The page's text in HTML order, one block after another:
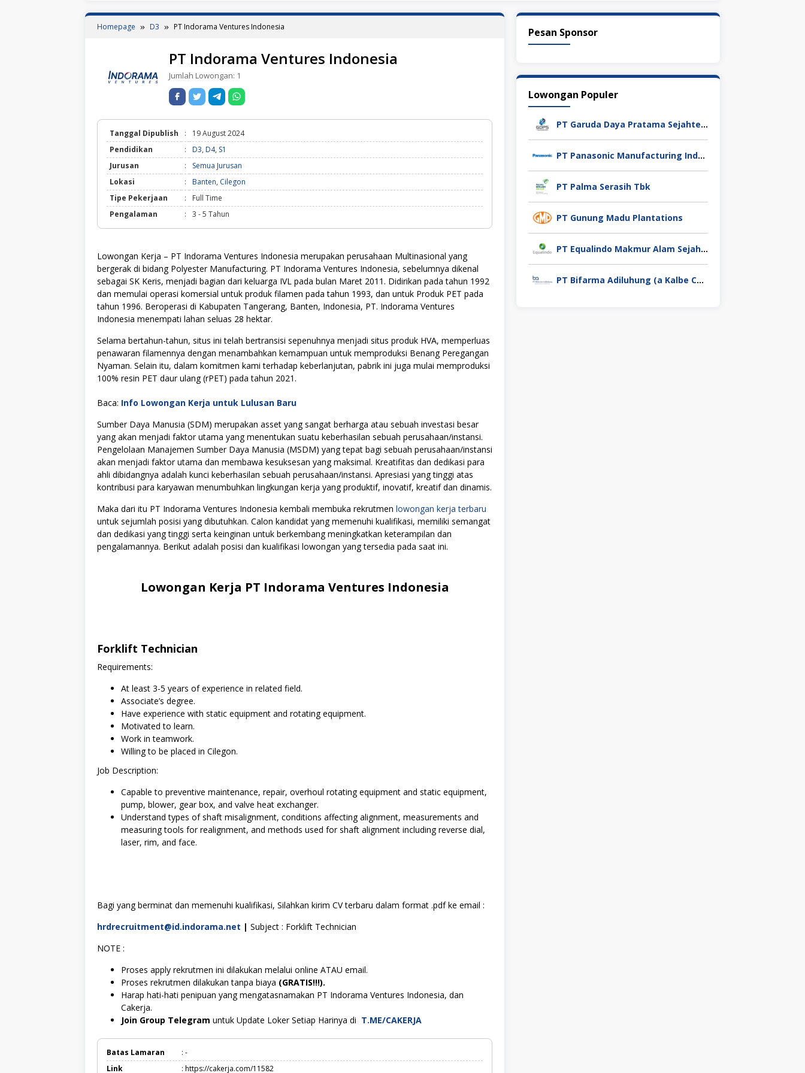
Homepage D3 PT Indorama Ventures Indonesia
PT Indorama Ventures Indonesia
Jumlah Lowongan: 1
Tanggal Dipublish :
19 August 2024
Pendidikan
: D3, D4, S1
Jurusan
:
Semua Jurusan
Lokasi
: Banten, Cilegon
Tipe Pekerjaan
:
Full Time
Pengalaman
: 3 - 5 Tahun
Lowongan Kerja – PT Indorama Ventures Indonesia merupakan perusahaan Multinasional yang
bergerak di bidang Polyester Manufacturing. PT Indorama Ventures Indonesia, sebelumnya dikenal
sebagai SK Keris, menjadi bagian dari keluarga IVL pada bulan Maret 2011. Didirikan pada tahun 1992
dan memulai operasi komersial untuk produk filamen pada tahun 1993, dan untuk Produk PET pada
tahun 1996. Beroperasi di Kabupaten Tangerang, Banten, Indonesia, PT. Indorama Ventures
Indonesia menempati lahan seluas 28 hektar.
Selama bertahun-tahun, situs ini telah bertransisi sepenuhnya menjadi situs produk HVA, memperluas
penawaran filamennya dengan menambahkan kemampuan untuk memproduksi Benang Peregangan
Nyaman. Selain itu, dalam komitmen kami terhadap keberlanjutan, pabrik ini juga mulai memproduksi
100% resin PET daur ulang (rPET) pada tahun 2021.
Baca: Info Lowongan Kerja untuk Lulusan Baru
Sumber Daya Manusia (SDM) merupakan asset yang sangat berharga atau sebuah investasi besar
yang akan menjadi faktor utama yang menentukan suatu keberhasilan sebuah perusahaan/instansi.
Pengelolaan Manajemen Sumber Daya Manusia (MSDM) yang tepat bagi sebuah perusahaan/instansi
akan menjadi faktor utama dan membawa kesuksesan yang maksimal. Kreatifitas dan dedikasi para
ahli dibidangnya adalah kunci keberhasilan sebuah perusahaan/instansi. Apresiasi yang tinggi atas
kontribusi para karyawan menumbuhkan lingkungan kerja yang produktif, inovatif, kreatif dan dinamis.
Maka dari itu PT Indorama Ventures Indonesia kembali membuka rekrutmen lowongan kerja terbaru
untuk sejumlah posisi yang dibutuhkan. Calon kandidat yang memenuhi kualifikasi, memiliki semangat
dan dedikasi yang tinggi serta keinginan untuk berkembang meningkatkan keterampilan dan
pengalamannya. Berikut adalah posisi dan kualifikasi lowongan yang tersedia pada saat ini.
Lowongan Kerja PT Indorama Ventures Indonesia
Forklift Technician
Requirements:
At least 3-5 years of experience in related field.
Associate’s degree.
Have experience with static equipment and rotating equipment.
Motivated to learn.
Work in teamwork.
Willing to be placed in Cilegon.
Job Description:
Capable to preventive maintenance, repair, overhoul rotating equipment and static equipment,
pump, blower, gear box, and valve heat exchanger.
Understand types of shaft misalignment, conditions affecting alignment, measurements and
measuring tools for realignment, and methods used for shaft alignment including reverse dial,
laser, rim, and face.
Bagi yang berminat dan memenuhi kualifikasi, Silahkan kirim CV terbaru dalam format .pdf ke email :
hrdrecruitment@id.indorama.net | Subject : Forklift Technician
NOTE :
Proses apply rekrutmen ini dilakukan melalui online ATAU email.
Proses rekrutmen dilakukan tanpa biaya (GRATIS!!!).
Harap hati-hati penipuan yang mengatasnamakan PT Indorama Ventures Indonesia, dan
Cakerja.
Join Group Telegram untuk Update Loker Setiap Harinya di T.ME/CAKERJA
Batas Lamaran
: -
Link
: https://cakerja.com/11582
Pesan Sponsor
Lowongan Populer
PT Garuda Daya Pratama Sejahtera
PT Panasonic Manufacturing Indonesia
PT Palma Serasih Tbk
PT Gunung Madu Plantations
PT Equalindo Makmur Alam Sejahtera (Equalindo Group)
PT Bifarma Adiluhung (a Kalbe Company)